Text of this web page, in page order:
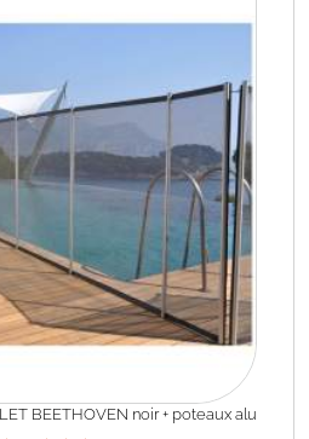
BEETHOVEN noir + poteaux alu